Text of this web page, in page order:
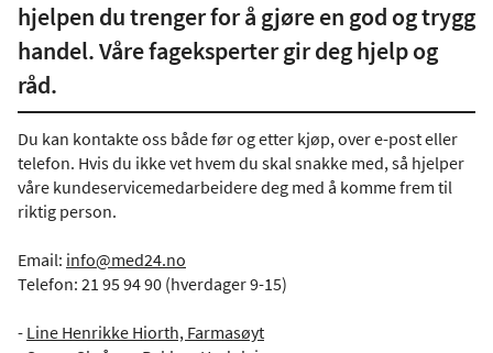
hjelpen du trenger for å gjøre en god og trygg
handel. Våre fageksperter gir deg hjelp og
råd.
Du kan kontakte oss både før og etter kjøp, over e-post eller
telefon. Hvis du ikke vet hvem du skal snakke med, så hjelper
våre kundeservicemedarbeidere deg med å komme frem til
riktig person.
Email: info@med24.no
Telefon: 21 95 94 90 (hverdager 9-15)
- Line Henrikke Hiorth, Farmasøyt